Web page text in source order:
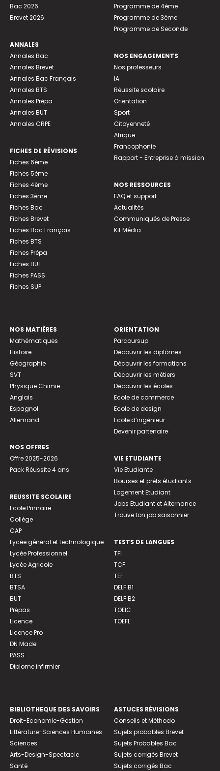
Bac 2026
Brevet 2026
ANNALES
Annales Bac
Annales Brevet
Annales Bac Français
Annales BTS
Annales Prépa
Annales BUT
Annales CRPE
FICHES DE RÉVISIONS
Fiches 6ème
Fiches 5ème
Fiches 4ème
Fiches 3ème
Fiches Bac
Fiches Brevet
Fiches Bac Français
Fiches BTS
Fiches Prépa
Fiches BUT
Fiches PASS
Fiches SUP
Programme de 4ème
Programme de 3ème
Programme de Seconde
NOS ENGAGEMENTS
Nos professeurs
IA
Réussite scolaire
Orientation
Sport
Citoyenneté
Afrique
Francophonie
Rapport - Entreprise à mission
NOS RESSOURCES
FAQ et support
Actualités
Communiqués de Presse
Kit Média
NOS MATIÈRES
Mathématiques
Histoire
Géographie
SVT
Physique Chimie
Anglais
Espagnol
Allemand
NOS OFFRES
Offre 2025-2026
Pack Réussite 4 ans
REUSSITE SCOLAIRE
Ecole Primaire
Collège
CAP
Lycée général et technologique
Lycée Professionnel
Lycée Agricole
BTS
BTSA
BUT
Prépas
Licence
Licence Pro
DN Made
PASS
Diplome infirmier
ORIENTATION
Parcoursup
Découvrir les diplômes
Découvrir les formations
Découvrir les métiers
Découvrir les écoles
Ecole de commerce
Ecole de design
Ecole d’ingénieur
Devenir partenaire
VIE ETUDIANTE
Vie Etudiante
Bourses et prêts étudiants
Logement Etudiant
Jobs Etudiant et Alternance
Trouve ton job saisonnier
TESTS DE LANGUES
TFI
TCF
TEF
DELF B1
DELF B2
TOEIC
TOEFL
BIBLIOTHEQUE DES SAVOIRS
Droit-Economie-Gestion
Littérature-Sciences Humaines
Sciences
Arts-Design-Spectacle
Santé
ASTUCES RÉVISIONS
Conseils et Méthodo
Sujets probables Brevet
Sujets Probables Bac
Sujets corrigés Brevet
Sujets corrigés Bac